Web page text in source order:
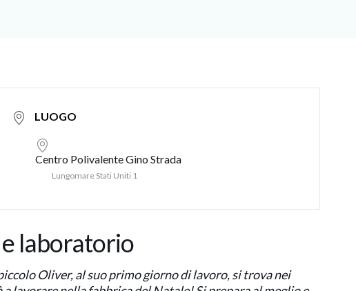
LUOGO
Centro Polivalente Gino Strada
Lungomare Stati Uniti 1
laboratorio
Oliver, al suo primo giorno di lavoro, si trova nei